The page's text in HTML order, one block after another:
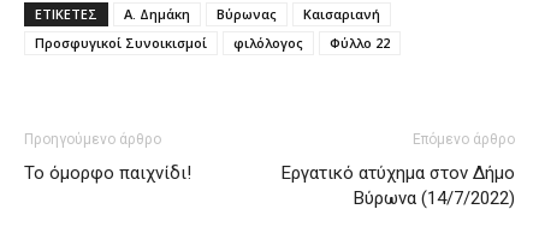
ΕΤΙΚΕΤΕΣ Α. Δημάκη Βύρωνας
Καισαριανή
Προσφυγικοί Συνοικισμοί
φιλόλογος Φύλλο 22
Προηγούμενο άρθρο
Το όμορφο παιχνίδι!
Επόμενο άρθρο
Εργατικό ατύχημα στον Δήμο
Βύρωνα (14/7/2022)